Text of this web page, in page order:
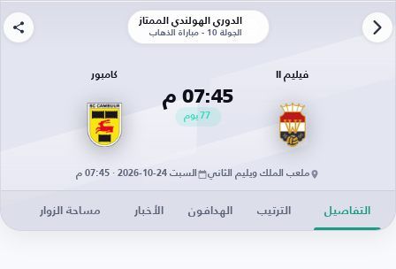
الدوري الهولندي الممتاز
الجولة 10 - مباراة الذهاب
فيليم II
07:45 م
77 يوم
كامبور
ملعب الملك ويليم الثاني السبت 24-10-2026 · 07:45 م
التفاصيل الترتيب الهدافون الأخبار مساحة الزوار